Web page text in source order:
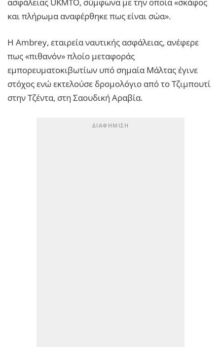
και πλήρωμα αναφέρθηκε πως είναι σώα».
Η Ambrey, εταιρεία ναυτικής ασφάλειας, ανέφερε
πως «πιθανόν» πλοίο μεταφοράς
εμπορευματοκιβωτίων υπό σημαία Μάλτας έγινε
στόχος ενώ εκτελούσε δρομολόγιο από το Τζιμπουτί
στην Τζέντα, στη Σαουδική Αραβία.